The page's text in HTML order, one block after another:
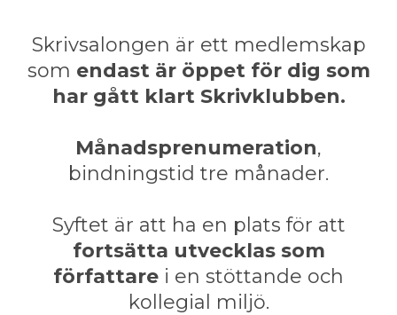
Skrivsalongen är ett medlemskap
som endast är öppet för dig som
har gått klart Skrivklubben.
Månadsprenumeration,
bindningstid tre månader.
Syftet är att ha en plats för att
fortsätta utvecklas som
författare i en stöttande och
kollegial miljö.